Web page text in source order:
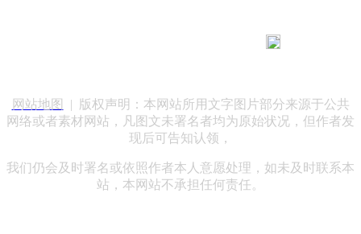
网站地图
| 版权声明：本网站所用文字图片部分来源于公共
网络或者素材网站，凡图文未署名者均为原始状况，但作者发
现后可告知认领，
我们仍会及时署名或依照作者本人意愿处理，如未及时联系本
站，本网站不承担任何责任。